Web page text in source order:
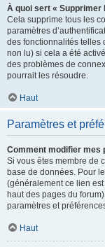
À quoi sert « Supprimer
Cela supprime tous les
paramètres
des fonctionnalités telles
non lu) si cela a été
des problèmes de
pourrait les résoudre.
Haut
Paramètres et
Comment modifier mes
Si vous êtes membre de
base de données. Pour
(généralement ce lien
haut des pages du
paramètres et
Haut